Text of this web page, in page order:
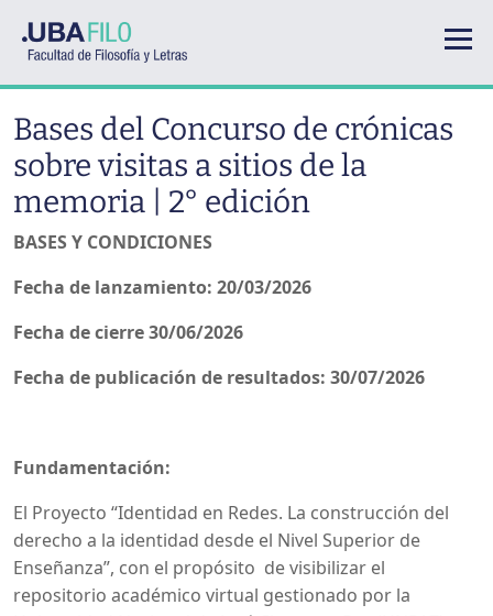
Bases del Concurso de crónicas
sobre visitas a sitios de la
memoria | 2° edición
BASES Y CONDICIONES
Fecha de lanzamiento: 20/03/2026
Fecha de cierre 30/06/2026
Fecha de publicación de resultados: 30/07/2026
Fundamentación:
El Proyecto “Identidad en Redes. La construcción del
derecho a la identidad desde el Nivel Superior de
Enseñanza”, con el propósito de visibilizar el
repositorio académico virtual gestionado por la